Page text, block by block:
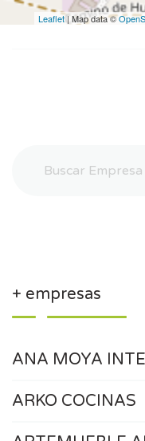
Leaflet| Map data ©
+ empresas
ANA MOYA
ARKO COCINAS